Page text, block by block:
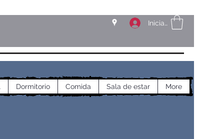
Iniciar sesión
Dormitorio Comida Sala de estar More